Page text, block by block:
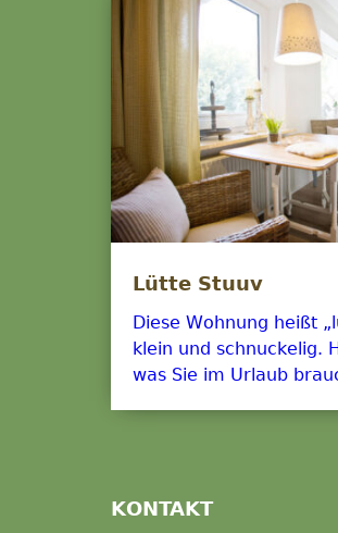
Lütte Stuuv
Diese Wohnung heißt
klein und schnuckelig.
was Sie im Urlaub
KONTAKT